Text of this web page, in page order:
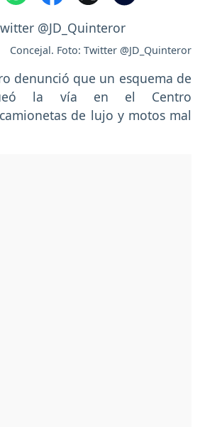
Concejal. Foto: Twitter @JD_Quinteror
denunció que un esquema de
la vía en el Centro
de lujo y motos mal